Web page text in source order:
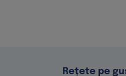
Rețete pe